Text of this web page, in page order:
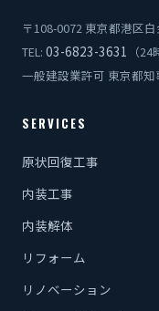
〒108-0072 東京都港区
TEL: 03-6823-3631 （
一般建設業許可 東京都
SERVICES
原状回復工事
内装工事
内装解体
リフォーム
リノベーション